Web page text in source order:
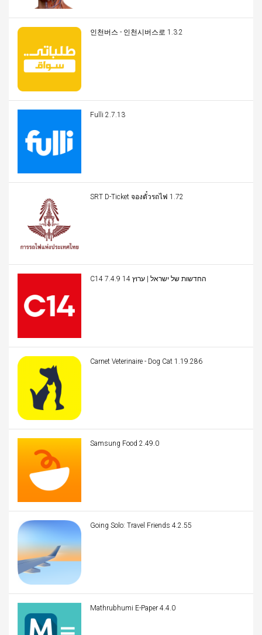
인천버스 - 인천시버스로 1.3.2
Fulli 2.7.13
SRT D-Ticket จองตั๋วรถไฟ 1.72
C14 החדשות של ישראל | ערוץ 14 7.4.9
Carnet Veterinaire - Dog Cat 1.19.286
Samsung Food 2.49.0
Going Solo: Travel Friends 4.2.55
Mathrubhumi E-Paper 4.4.0